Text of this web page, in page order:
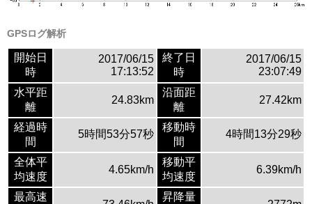
GPSログ解析
開始日
時
2017/06/15
17:13:52
終了日
時
2017/06/15
23:07:49
水平距
離
24.83km
沿面距
離
27.42km
経過時
間
5時間53分57秒
移動時
間
4時間13分29秒
全体平
均速度
4.65km/h
移動平
均速度
6.39km/h
最高速
昇降量